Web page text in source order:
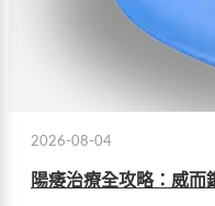
2026-08-04
陽痿治療全攻略：威而